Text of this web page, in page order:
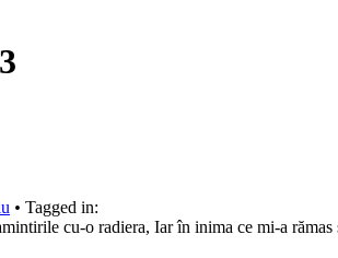
• Tagged in:
cu-o radiera, Iar în inima ce mi-a